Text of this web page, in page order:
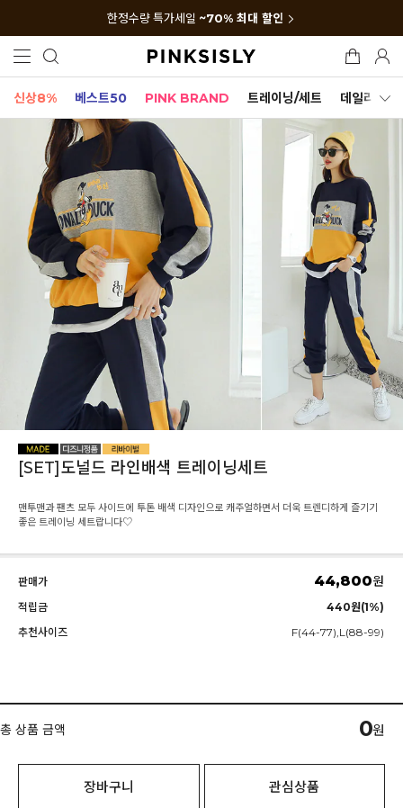
한정수량 특가세일 ~70% 최대 할인
신상8% 베스트50 PINK BRAND 트레이닝/세트 데일리세트
[SET]도널드 라인배색 트레이닝세트
맨투맨과 팬츠 모두 사이드에 투톤 배색 디자인으로 캐주얼하면서 더욱 트렌디하게 즐기기
좋은 트레이닝 세트랍니다♡
판매가 44,800원
적립금
440원(1%)
추천사이즈
F(44-77),L(88-99)
총 상품 금액 0원
장바구니 관심상품